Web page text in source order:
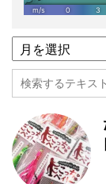
過
去
記
事
別
一
覧